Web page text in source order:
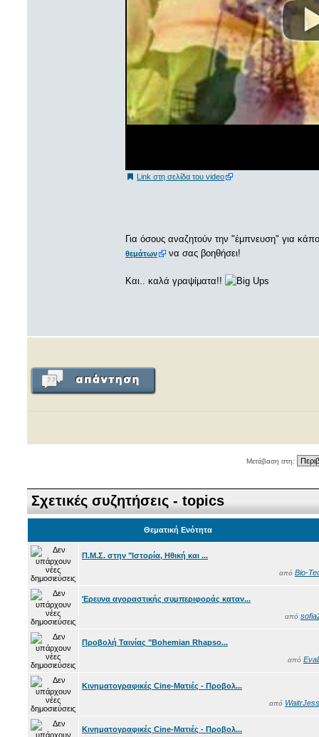
Link στη σελίδα του video
Για όσους αναζητούν την "έμπνευση" για
θεμάτων να σας βοηθήσει!
Και.. καλά γραψίματα!!
Μετάβαση στη:
Σχετικές συζητήσεις - topics
Θεματική Ενότητα
Π.Μ.Σ. στην "Ιστορία, Ηθική και ...
από Bio-
Έρευνα αγοραστικής συμπεριφοράς καταν...
από
Προβολή Ταινίας "Bohemian Rhapso...
από
Κινηματογραφικές Cine-Ματιές - Προβολ...
από
Κινηματογραφικές Cine-Ματιές - Προβολ...